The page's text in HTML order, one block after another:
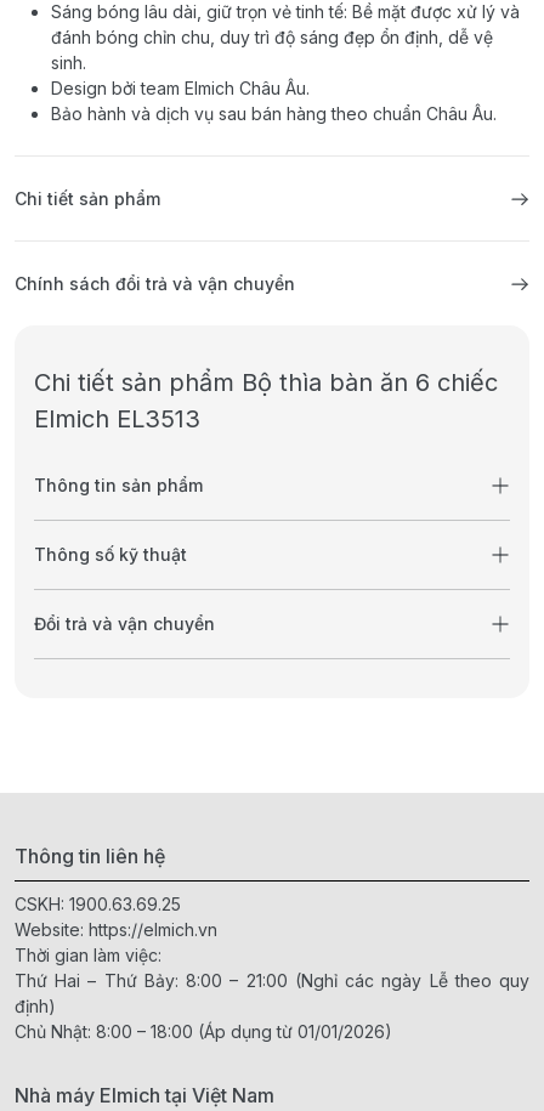
Sáng bóng lâu dài, giữ trọn vẻ tinh tế: Bề mặt được xử lý và
đánh bóng chỉn chu, duy trì độ sáng đẹp ổn định, dễ vệ
sinh.
Design bởi team Elmich Châu Âu.
Bảo hành và dịch vụ sau bán hàng theo chuẩn Châu Âu.
Chi tiết sản phẩm
Chính sách đổi trả và vận chuyển
Chi tiết sản phẩm Bộ thìa bàn ăn 6 chiếc
Elmich EL3513
Thông tin sản phẩm
Thông số kỹ thuật
Đổi trả và vận chuyển
Thông tin liên hệ
CSKH: 1900.63.69.25
Website: https://elmich.vn
Thời gian làm việc:
Thứ Hai – Thứ Bảy: 8:00 – 21:00 (Nghỉ các ngày Lễ theo quy
định)
Chủ Nhật: 8:00 – 18:00 (Áp dụng từ 01/01/2026)
Nhà máy Elmich tại Việt Nam